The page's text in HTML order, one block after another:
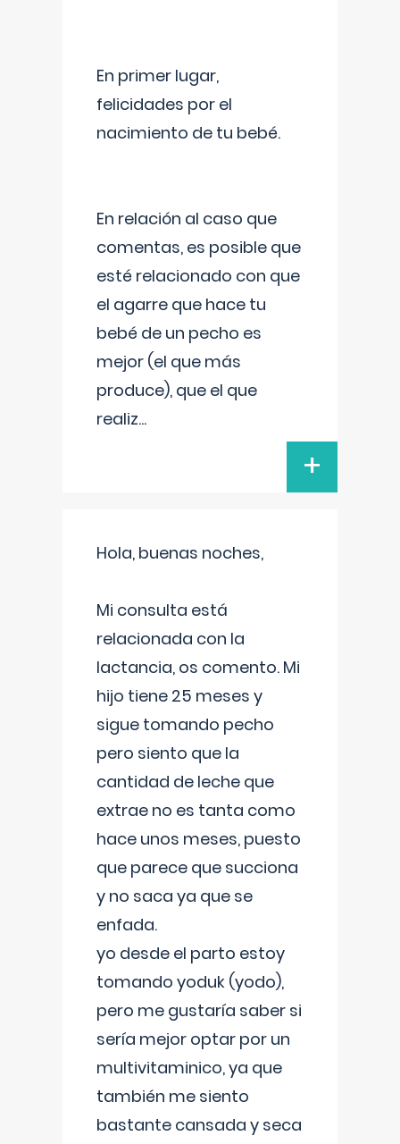
En primer lugar,
felicidades por el
nacimiento de tu bebé.
En relación al caso que
comentas, es posible que
esté relacionado con que
el agarre que hace tu
bebé de un pecho es
mejor (el que más
produce), que el que
realiz...
+
Hola, buenas noches,
Mi consulta está
relacionada con la
lactancia, os comento. Mi
hijo tiene 25 meses y
sigue tomando pecho
pero siento que la
cantidad de leche que
extrae no es tanta como
hace unos meses, puesto
que parece que succiona
y no saca ya que se
enfada.
yo desde el parto estoy
tomando yoduk (yodo),
pero me gustaría saber si
sería mejor optar por un
multivitaminico, ya que
también me siento
bastante cansada y seca